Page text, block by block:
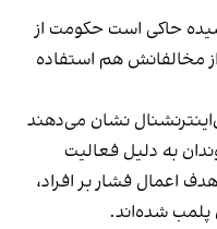
حاکی است حکومت از
مخالفانش هم استفاده
نشان می‌دهند
به دلیل فعالیت
اعمال فشار بر افراد،
پلمب شده‌اند.